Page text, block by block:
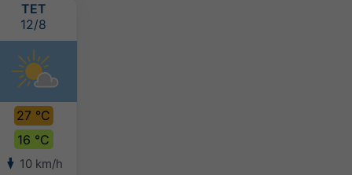
ΤΕΤ
12/8
27 °C
16 °C
10 km/h